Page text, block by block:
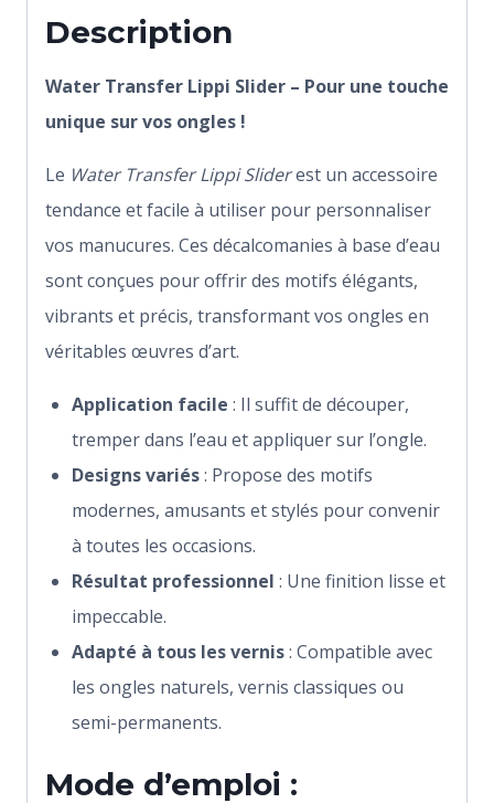
Description
Water Transfer Lippi Slider – Pour une touche
unique sur vos ongles !
Le Water Transfer Lippi Sliderest un accessoire
tendance et facile à utiliser pour personnaliser
vos manucures. Ces décalcomanies à base d’eau
sont conçues pour offrir des motifs élégants,
vibrants et précis, transformant vos ongles en
véritables œuvres d’art.
Application facile : Il suffit de découper,
tremper dans l’eau et appliquer sur l’ongle.
Designs variés: Propose des motifs
modernes, amusants et stylés pour convenir
à toutes les occasions.
Résultat professionnel : Une finition lisse et
impeccable.
Adapté à tous les vernis: Compatible avec
les ongles naturels, vernis classiques ou
semi-permanents.
Mode d’emploi :